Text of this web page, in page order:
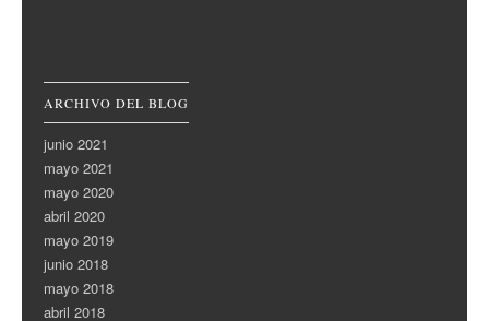
ARCHIVO DEL BLOG
junio 2021
mayo 2021
mayo 2020
abril 2020
mayo 2019
junio 2018
mayo 2018
abril 2018